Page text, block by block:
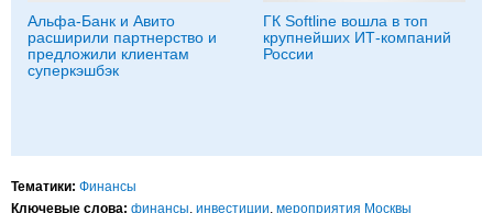
Альфа-Банк и Авито
расширили партнерство и
предложили клиентам
суперкэшбэк
ГК Softline вошла в топ
крупнейших ИТ-компаний
России
Тематики: Финансы
Ключевые слова: финансы инвестиции мероприятия Москвы